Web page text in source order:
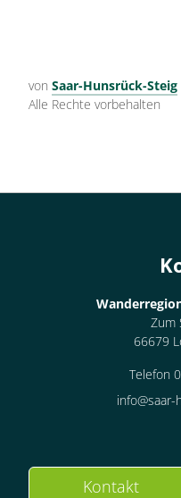
von Saar-Hunsrück-Steig
Alle Rechte vorbehalten
Zum
66679
Telefon
Kontakt